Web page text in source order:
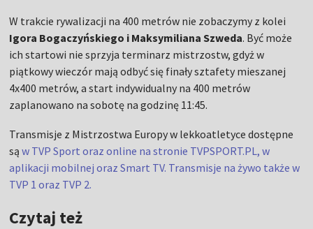
W trakcie rywalizacji na 400 metrów nie zobaczymy z kolei
Igora Bogaczyńskiego i Maksymiliana Szweda. Być może
ich startowi nie sprzyja terminarz mistrzostw, gdyż w
piątkowy wieczór mają odbyć się finały sztafety mieszanej
4x400 metrów, a start indywidualny na 400 metrów
zaplanowano na sobotę na godzinę 11:45.
Transmisje z Mistrzostwa Europy w lekkoatletyce dostępne
sąw TVP Sport oraz online na stronie TVPSPORT.PL, w
aplikacji mobilnej oraz Smart TV. Transmisje na żywo także w
TVP 1 oraz TVP 2.
Czytaj też